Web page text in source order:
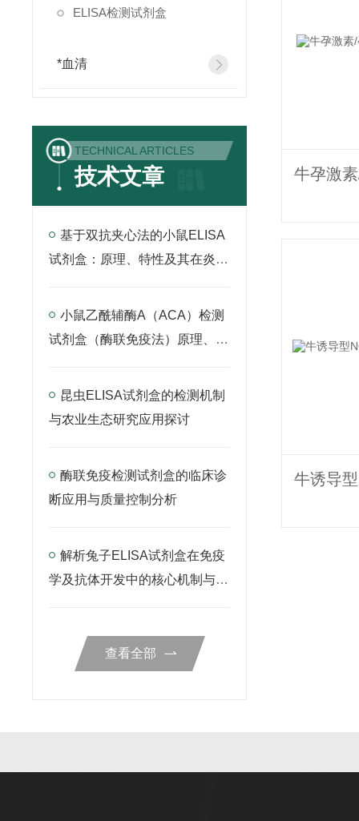
ELISA检测试剂盒
*血清
TECHNICAL ARTICLES
技术文章
基于双抗夹心法的小鼠ELISA
试剂盒：原理、特性及其在炎症
小鼠乙酰辅酶A（ACA）检测
试剂盒（酶联免疫法）原理、应
昆虫ELISA试剂盒的检测机制
与农业生态研究应用探讨
酶联免疫检测试剂盒的临床诊
断应用与质量控制分析
解析兔子ELISA试剂盒在免疫
学及抗体开发中的核心机制与检
查看全部